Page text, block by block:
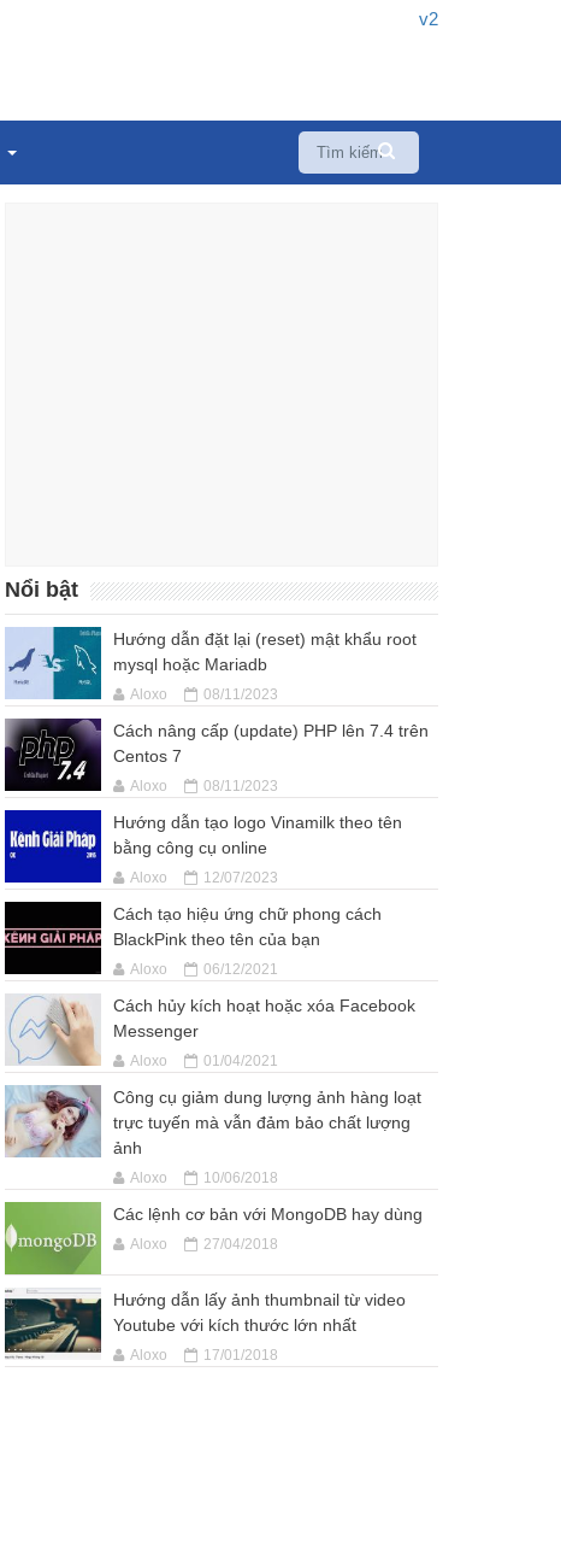
v2
Nổi bật
Hướng dẫn đặt lại (reset) mật khẩu root
mysql hoặc Mariadb
Aloxo 08/11/2023
Cách nâng cấp (update) PHP lên 7.4 trên
Centos 7
Aloxo 08/11/2023
Hướng dẫn tạo logo Vinamilk theo tên
bằng công cụ online
Aloxo 12/07/2023
Cách tạo hiệu ứng chữ phong cách
BlackPink theo tên của bạn
Aloxo 06/12/2021
Cách hủy kích hoạt hoặc xóa Facebook
Messenger
Aloxo 01/04/2021
Công cụ giảm dung lượng ảnh hàng loạt
trực tuyến mà vẫn đảm bảo chất lượng
ảnh
Aloxo 10/06/2018
Các lệnh cơ bản với MongoDB hay dùng
Aloxo 27/04/2018
Hướng dẫn lấy ảnh thumbnail từ video
Youtube với kích thước lớn nhất
Aloxo 17/01/2018